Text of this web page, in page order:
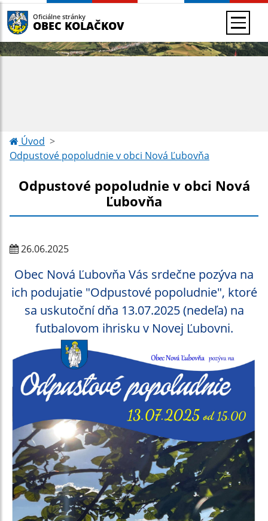
Oficiálne stránky
OBEC KOLAČKOV
Úvod
Odpustové popoludnie v obci Nová Ľubovňa
Odpustové popoludnie v obci Nová
Ľubovňa
26.06.2025
Obec Nová Ľubovňa Vás srdečne pozýva na
ich podujatie "Odpustové popoludnie", ktoré
sa uskutoční dňa 13.07.2025 (nedeľa) na
futbalovom ihrisku v Novej Ľubovni.